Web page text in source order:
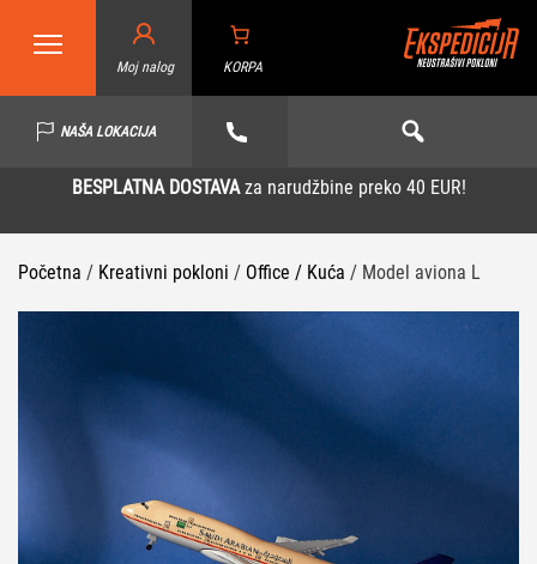
Moj nalog KORPA
NAŠA LOKACIJA
BESPLATNA DOSTAVAza narudžbine preko 40 EUR!
Početna / Kreativni pokloni / Office / Kuća / Model aviona L